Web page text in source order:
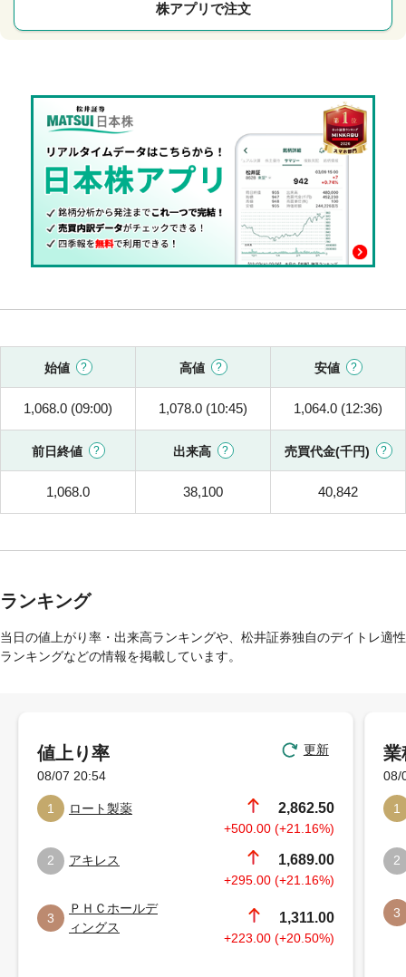
株アプリで注文
始値 高値 安値
1,068.0 (09:00) 1,078.0 (10:45) 1,064.0 (12:36)
前日終値 出来高 売買代金(千円)
1,068.0 38,100 40,842
ランキング
当日の値上がり率・出来高ランキングや、松井証券独自のデイトレ適性
ランキングなどの情報を掲載しています。